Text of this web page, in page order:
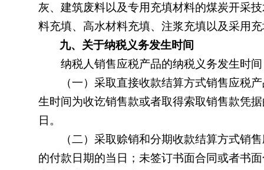
灰、建筑废料以及专用充填材料的煤炭开采
料充填、高水材料充填、注浆充填以及采用
九、关于纳税义务发生时间
纳税人销售应税产品的纳税义务发生时间
（一）采取直接收款结算方式销售应税产
生时间为收讫销售款或者取得索取销售款凭
日。
（二）采取赊销和分期收款结算方式销售
的付款日期的当日；未签订书面合同或者书